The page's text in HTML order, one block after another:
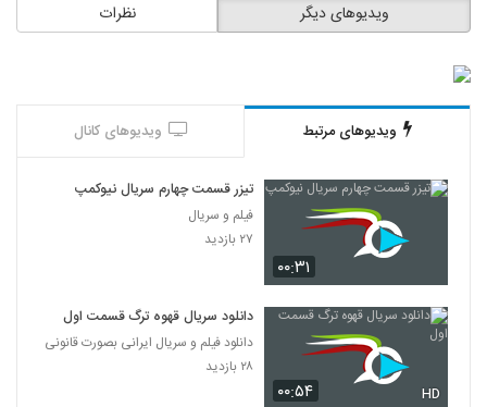
نظرات ویدیوهای دیگر
ویدیوهای مرتبط ویدیوهای کانال
۰۰:۳۱
تیزر قسمت چهارم سریال نیوکمپ
فیلم و سریال
۲۷ بازدید
۰۰:۵۴ HD
دانلود سریال قهوه ترگ قسمت اول
دانلود فیلم و سریال ایرانی بصورت قانونی
۲۸ بازدید